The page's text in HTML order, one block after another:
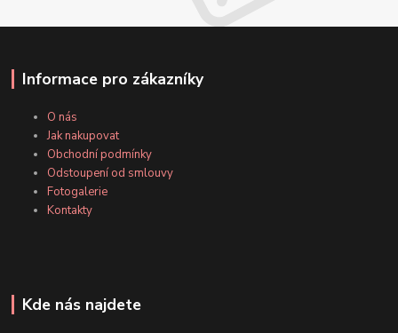
Informace pro zákazníky
O nás
Jak nakupovat
Obchodní podmínky
Odstoupení od smlouvy
Fotogalerie
Kontakty
Kde nás najdete